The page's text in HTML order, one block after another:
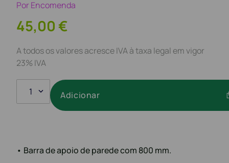
Por Encomenda
45,00€
A todos os valores acresce IVA à taxa legal em vigor
23% IVA
1 Adicionar
• Barra de apoio de parede com 800 mm.